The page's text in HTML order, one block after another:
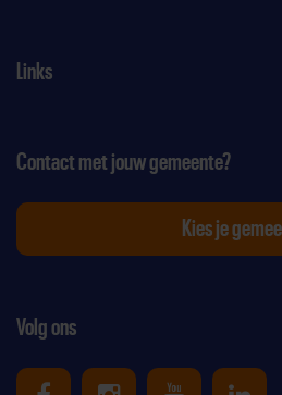
Links
Volg ons
Contact met jouw gemeente?
Kies je